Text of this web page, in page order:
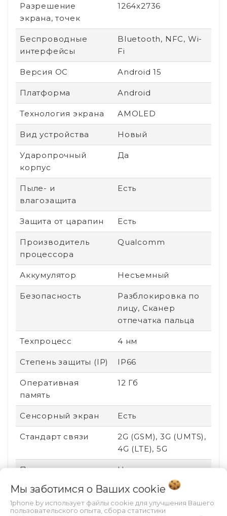
Разрешение
экрана, точек
1264x2736
Беспроводные
интерфейсы
Bluetooth, NFC, Wi-
Fi
Версия ОС Android 15
Платформа Android
Технология экрана AMOLED
Вид устройства Новый
Ударопрочный
корпус
Да
Пыле- и
влагозащита
Есть
Защита от царапин Есть
Производитель
процессора
Qualcomm
Аккумулятор Несъемный
Безопасность
Разблокировка по
лицу, Сканер
отпечатка пальца
Техпроцесс 4 нм
Степень защиты (IP) IP66
Оперативная
память
12 Гб
Сенсорный экран Есть
Стандарт связи
2G (GSM), 3G (UMTS),
4G (LTE), 5G
Поддержка карт
Нет
Соотношение
19.5:9
Мы заботимся о Ваших cookie
1phone.by использует файлы cookie для улучшения Вашего
пользовательского опыта, сбора статистики